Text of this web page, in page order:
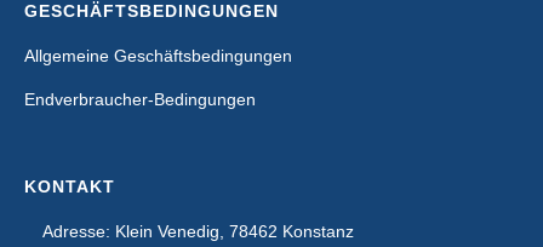
GESCHÄFTSBEDINGUNGEN
Allgemeine Geschäftsbedingungen
Endverbraucher-Bedingungen
KONTAKT
Adresse: Klein Venedig, 78462 Konstanz